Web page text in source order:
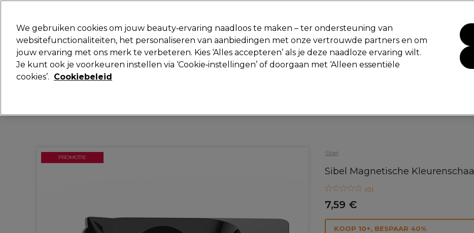
Merken Deals Haar Elektra Beauty Salon interieur Mannen Vegan Nieuwe producten
Volgende dag geleverd*
Sibel
Sibel Magnetische Kleurenschaal
(0)
7,59 €
PROMOTIE
KOOP 10+, BESPAAR 40%
We gebruiken cookies om jouw beauty‑ervaring naadloos te maken – ter ondersteuning van
websitefunctionaliteiten, het personaliseren van aanbiedingen met onze vertrouwde partners en om
jouw ervaring met ons merk te verbeteren. Kies ‘Alles accepteren’ als je deze naadloze ervaring wilt.
Je kunt ook je voorkeuren instellen via ‘Cookie‑instellingen’ of doorgaan met ‘Alleen essentiële
cookies’. Cookiebeleid